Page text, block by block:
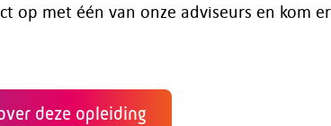
op met één van onze adviseurs en kom
deze opleiding